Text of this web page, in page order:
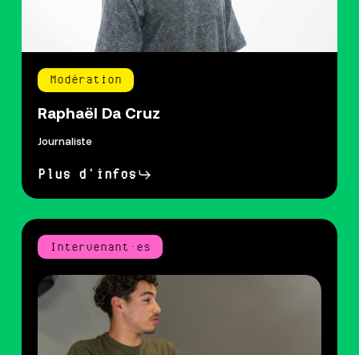
Modération
Raphaël Da Cruz
Journaliste
Plus d'infos
Intervenant·es